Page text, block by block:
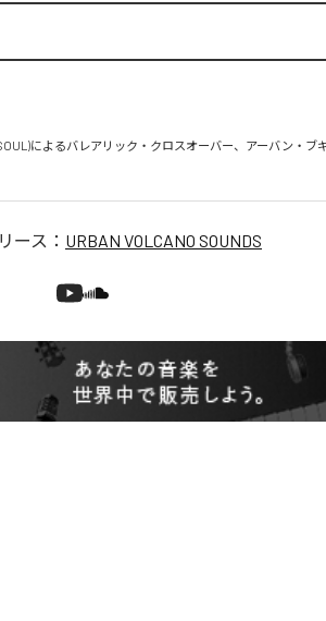
によるバレアリック・クロスオーバー、アーバン・ブ
ース： URBAN VOLCANO SOUNDS